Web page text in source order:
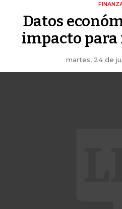
Datos
impacto
martes, 24 de